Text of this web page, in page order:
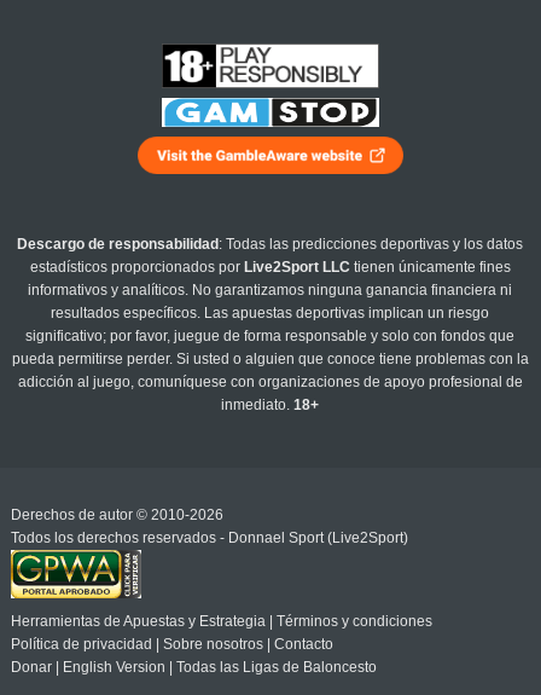
Descargo de responsabilidad : Todas las predicciones deportivas y los datos
estadísticos proporcionados por Live2Sport LLC tienen únicamente fines
informativos y analíticos. No garantizamos ninguna ganancia financiera ni
resultados específicos. Las apuestas deportivas implican un riesgo
significativo; por favor, juegue de forma responsable y solo con fondos que
pueda permitirse perder. Si usted o alguien que conoce tiene problemas con la
adicción al juego, comuníquese con organizaciones de apoyo profesional de
inmediato.18+
Derechos de autor © 2010-2026
Todos los derechos reservados - Donnael Sport (Live2Sport)
Herramientas de Apuestas y Estrategia| Términos y condiciones
Política de privacidad
Sobre nosotros| Contacto
Donar| English Version Todas las Ligas de Baloncesto